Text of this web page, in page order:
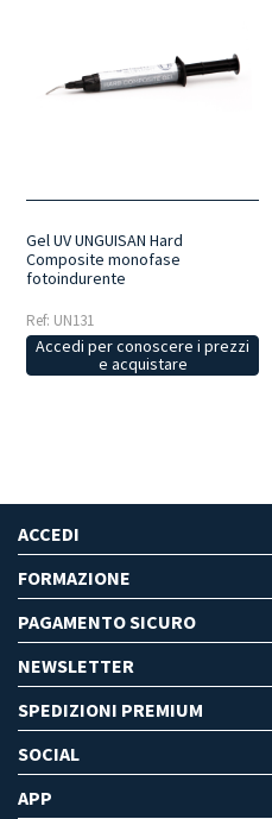
Gel UV UNGUISAN Hard
Composite monofase
fotoindurente
Ref: UN131
Accedi per conoscere i prezzi
e acquistare
ACCEDI
FORMAZIONE
PAGAMENTO SICURO
NEWSLETTER
SPEDIZIONI PREMIUM
SOCIAL
APP